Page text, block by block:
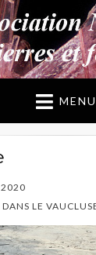
Pierres et
MENU
LE